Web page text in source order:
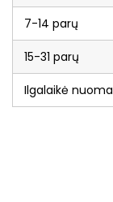
7-14 parų
15-31 parų
Ilgalaikė nuoma